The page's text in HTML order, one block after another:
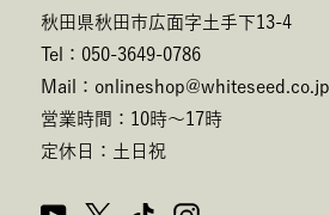
秋田県秋田市広面字土手下13-4
Tel：050-3649-0786
Mail：onlineshop@whiteseed.co.jp
営業時間：10時～17時
定休日：土日祝